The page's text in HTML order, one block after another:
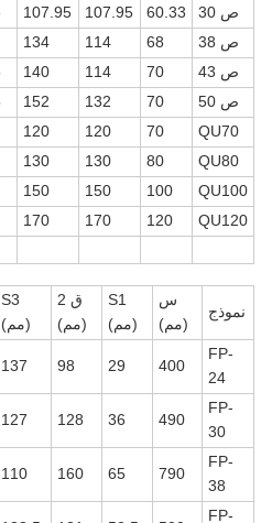
ص 30
60.33
107.95
107.95
ص 38
68
114
134
ص 43
70
114
140
ص 50
70
132
152
QU70
70
120
120
QU80
80
130
130
QU100
100
150
150
QU120
120
170
170
نموذج
س
(مم)
S1
(مم)
ق 2
(مم)
S3
(مم)
FP-
24
400
29
98
137
FP-
30
490
36
128
127
FP-
38
790
65
160
110
FP-